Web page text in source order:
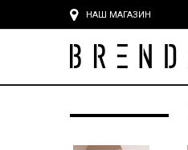
НАШ МАГАЗИН